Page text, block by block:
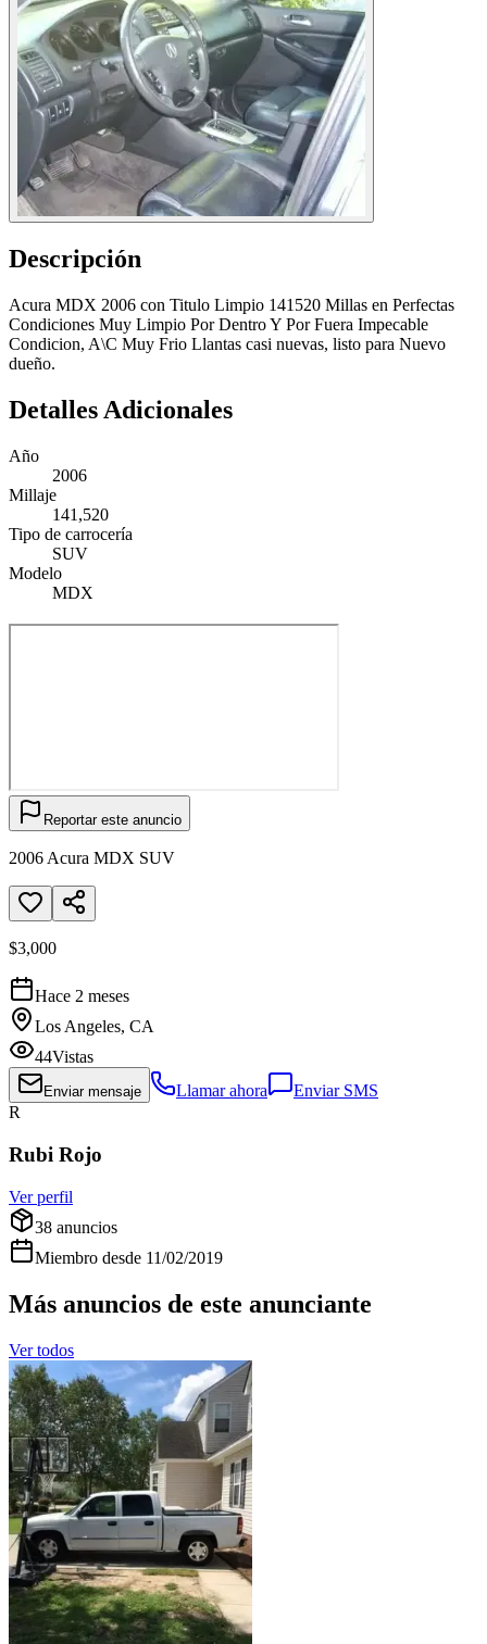
Descripción
Acura MDX 2006 con Titulo Limpio 141520 Millas en Perfectas
Condiciones Muy Limpio Por Dentro Y Por Fuera Impecable
Condicion, A\C Muy Frio Llantas casi nuevas, listo para Nuevo
dueño.
Detalles Adicionales
Año
2006
Millaje
141,520
Tipo de carrocería
SUV
Modelo
MDX
Reportar este anuncio
2006 Acura MDX SUV
$3,000
Hace 2 meses
Los Angeles, CA
44Vistas
Enviar mensaje Llamar ahora
Enviar SMS
R
Rubi Rojo
Ver perfil
38 anuncios
Miembro desde 11/02/2019
Más anuncios de este anunciante
Ver todos